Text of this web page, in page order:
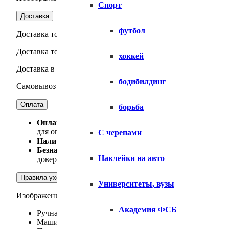
Спорт
футбол
хоккей
бодибилдинг
борьба
С черепами
Наклейки на авто
Университеты, вузы
Академия ФСБ
Доставка
Доставка товара по Москве — осуществляется силами
Доставка товара по МО — осуществляется силами
Доставка в регионы — Осуществляется силами СДЭК,
Самовывоз товара — Москва, м. Строгино, Маршала
Оплата
Онлайн-оплат
а. Вы можете оплатить заказ,
для оплаты.
Наличный расчет
. Только для физических лиц.
Безналичный расчет
. Оплата производится на
доверенность от организации с правом подписи
Правила ухода
Изображение на наших текстильных изделиях
Ручная стирка изделия,
Машинная стирка изделия в деликатном режиме, при